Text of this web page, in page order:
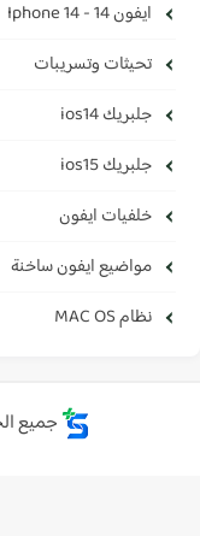
ايفون 14 - Iphone 14
تحيثات وتسريبات
جلبريك ios14
جلبريك ios15
خلفيات ايفون
مواضيع ايفون ساخنة
نظام MAC OS
جميع